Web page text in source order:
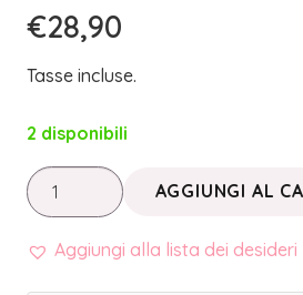
€28,90
Tasse incluse.
2 disponibili
MAKE
UP
TERMALE
AGGIUNGI AL
Aggiungi alla lista dei desideri